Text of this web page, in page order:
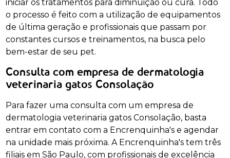
iniciar os tratamentos para diminuição ou cura. Todo
o processo é feito com a utilização de equipamentos
de última geração e profissionais que passam por
constantes cursos e treinamentos, na busca pelo
bem-estar de seu pet.
Consulta com empresa de dermatologia
veterinaria gatos Consolação
Para fazer uma consulta com um empresa de
dermatologia veterinaria gatos Consolação, basta
entrar em contato com a Encrenquinha's e agendar
na unidade mais próxima. A Encrenquinha's tem três
filiais em São Paulo, com profissionais de excelência